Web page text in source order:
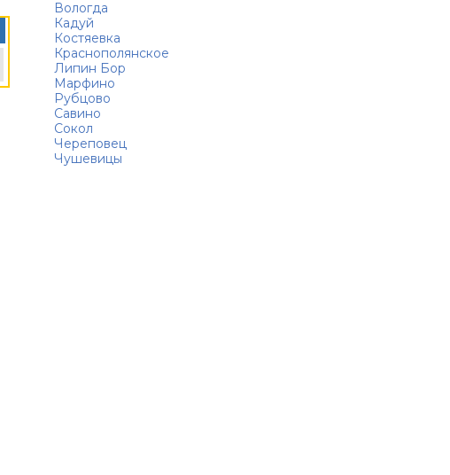
Вологда
Кадуй
Костяевка
Краснополянское
Липин Бор
Марфино
Рубцово
Савино
Сокол
Череповец
Чушевицы